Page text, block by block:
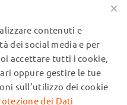
esclusi i costi di
tutti i marchi menzionati
×
contenuti e
dei social media e per
accettare tutti i cookie,
oppure gestire le tue
sull’utilizzo dei cookie
dei Dati